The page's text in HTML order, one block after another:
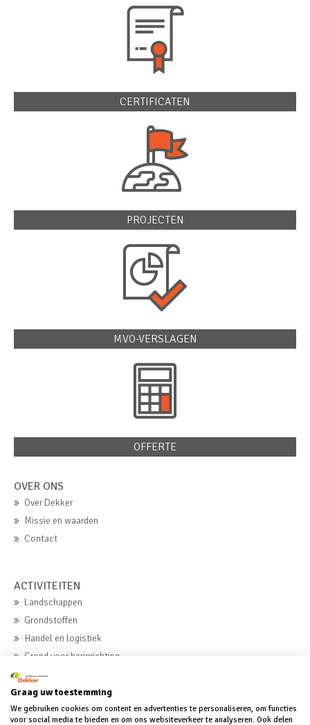
CERTIFICATEN
PROJECTEN
MVO-VERSLAGEN
OFFERTE
OVER ONS
Over Dekker
Missie en waarden
Contact
ACTIVITEITEN
Landschappen
Grondstoffen
Handel en logistiek
Grond voor herinrichting
Beton
MVO
Graag uw toestemming
We gebruiken cookies om content en advertenties te personaliseren, om functies
voor social media te bieden en om ons websiteverkeer te analyseren. Ook delen